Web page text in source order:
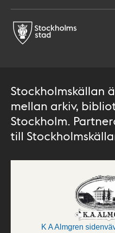
Stockholmskällan
mellan arkiv,
Stockholm.
till
K A Almgren